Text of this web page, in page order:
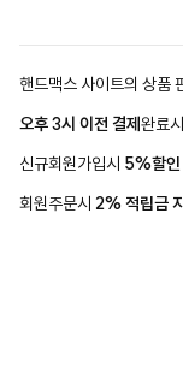
핸드맥스 사이트의 상품
오후 3시 이전 결제완료시
신규회원가입시 5%할인
회원주문시 2% 적립금